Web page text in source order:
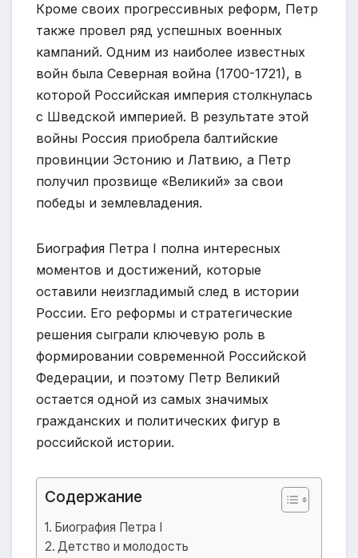
Кроме своих прогрессивных реформ, Петр
также провел ряд успешных военных
кампаний. Одним из наиболее известных
войн была Северная война (1700-1721), в
которой Российская империя столкнулась
с Шведской империей. В результате этой
войны Россия приобрела балтийские
провинции Эстонию и Латвию, а Петр
получил прозвище «Великий» за свои
победы и землевладения.
Биография Петра I полна интересных
моментов и достижений, которые
оставили неизгладимый след в истории
России. Его реформы и стратегические
решения сыграли ключевую роль в
формировании современной Российской
Федерации, и поэтому Петр Великий
остается одной из самых значимых
гражданских и политических фигур в
российской истории.
Содержание
Биография Петра I
Детство и молодость